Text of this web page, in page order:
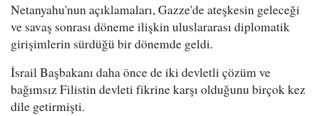
Netanyahu'nun açıklamaları, Gazze'de ateşkesin geleceği
ve savaş sonrası döneme ilişkin uluslararası diplomatik
girişimlerin sürdüğü bir dönemde geldi.
İsrail Başbakanı daha önce de iki devletli çözüm ve
bağımsız Filistin devleti fikrine karşı olduğunu birçok kez
dile getirmişti.